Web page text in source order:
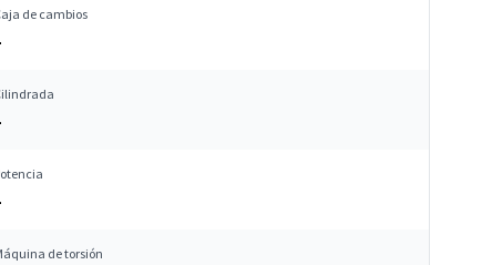
de cambios
de torsión